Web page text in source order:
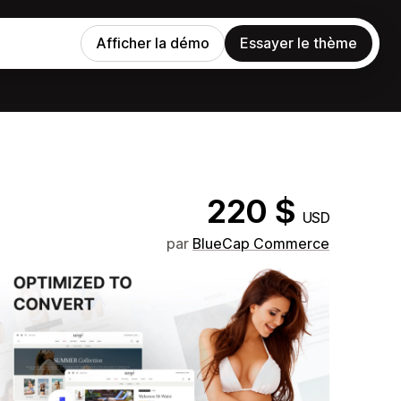
Afficher la démo Essayer le thème
220 $ USD
par BlueCap Commerce